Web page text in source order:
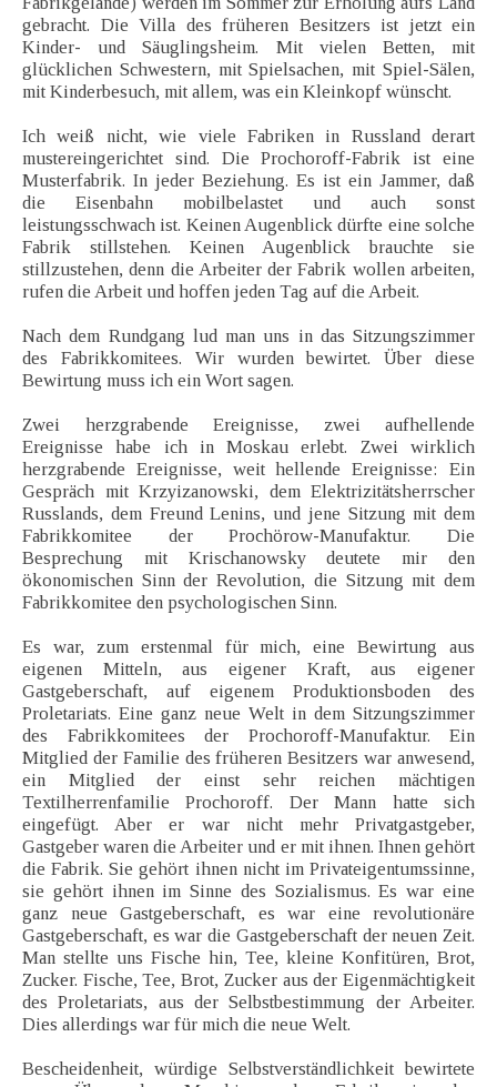
gebracht. Die Villa des früheren Besitzers ist jetzt ein
Kinder- und Säuglingsheim. Mit vielen Betten, mit
glücklichen Schwestern, mit Spielsachen, mit Spiel-Sälen,
mit Kinderbesuch, mit allem, was ein Kleinkopf wünscht.
Ich weiß nicht, wie viele Fabriken in Russland derart
mustereingerichtet sind. Die Prochoroff-Fabrik ist eine
Musterfabrik. In jeder Beziehung. Es ist ein Jammer, daß
die Eisenbahn mobilbelastet und auch sonst
leistungsschwach ist. Keinen Augenblick dürfte eine solche
Fabrik stillstehen. Keinen Augenblick brauchte sie
stillzustehen, denn die Arbeiter der Fabrik wollen arbeiten,
rufen die Arbeit und hoffen jeden Tag auf die Arbeit.
Nach dem Rundgang lud man uns in das Sitzungszimmer
des Fabrikkomitees. Wir wurden bewirtet. Über diese
Bewirtung muss ich ein Wort sagen.
Zwei herzgrabende Ereignisse, zwei aufhellende
Ereignisse habe ich in Moskau erlebt. Zwei wirklich
herzgrabende Ereignisse, weit hellende Ereignisse: Ein
Gespräch mit Krzyizanowski, dem Elektrizitätsherrscher
Russlands, dem Freund Lenins, und jene Sitzung mit dem
Fabrikkomitee der Prochörow-Manufaktur. Die
Besprechung mit Krischanowsky deutete mir den
ökonomischen Sinn der Revolution, die Sitzung mit dem
Fabrikkomitee den psychologischen Sinn.
Es war, zum erstenmal für mich, eine Bewirtung aus
eigenen Mitteln, aus eigener Kraft, aus eigener
Gastgeberschaft, auf eigenem Produktionsboden des
Proletariats. Eine ganz neue Welt in dem Sitzungszimmer
des Fabrikkomitees der Prochoroff-Manufaktur. Ein
Mitglied der Familie des früheren Besitzers war anwesend,
ein Mitglied der einst sehr reichen mächtigen
Textilherrenfamilie Prochoroff. Der Mann hatte sich
eingefügt. Aber er war nicht mehr Privatgastgeber,
Gastgeber waren die Arbeiter und er mit ihnen. Ihnen gehört
die Fabrik. Sie gehört ihnen nicht im Privateigentumssinne,
sie gehört ihnen im Sinne des Sozialismus. Es war eine
ganz neue Gastgeberschaft, es war eine revolutionäre
Gastgeberschaft, es war die Gastgeberschaft der neuen Zeit.
Man stellte uns Fische hin, Tee, kleine Konfitüren, Brot,
Zucker. Fische, Tee, Brot, Zucker aus der Eigenmächtigkeit
des Proletariats, aus der Selbstbestimmung der Arbeiter.
Dies allerdings war für mich die neue Welt.
Bescheidenheit, würdige Selbstverständlichkeit bewirtete